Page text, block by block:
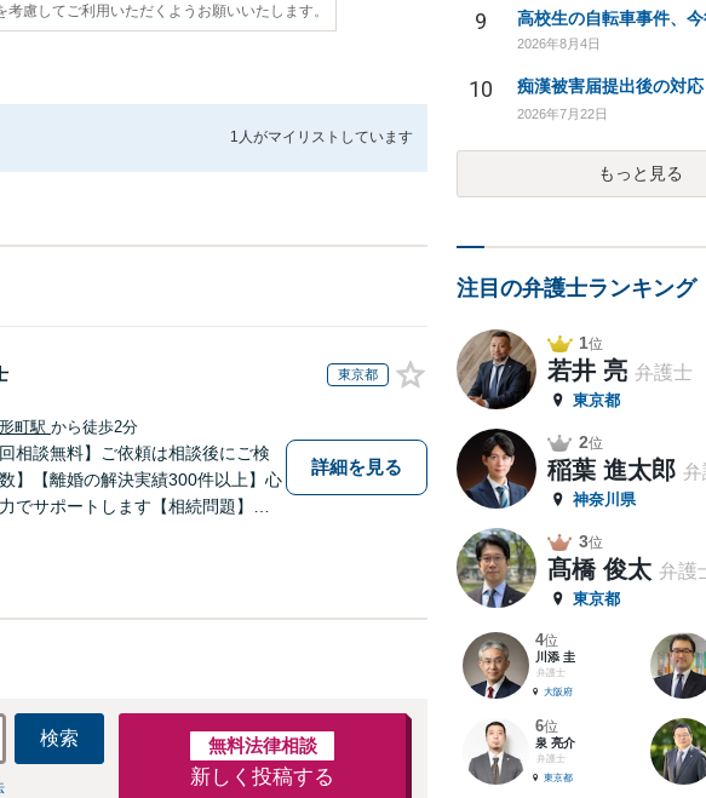
慮してご利用いただくようお願いいたします。
1人がマイリストしています
東京都
町駅 から徒歩2分
相談無料】ご依頼は相談後にご検
】【離婚の解決実績300件以上】心
でサポートします【相続問題】複
詳細を見る
検索 無料法律相談
新しく投稿する
9
2026年8月4日
10
2026年7月22日
もっと見る
注目の弁護士ランキング
1位
若井 亮 弁護士
東京都
2位
稲葉 進太郎 弁
神奈川県
3位
髙橋 俊太 弁護
東京都
4位
川添 圭
弁護士
大阪府
6位
泉 亮介
弁護士
東京都